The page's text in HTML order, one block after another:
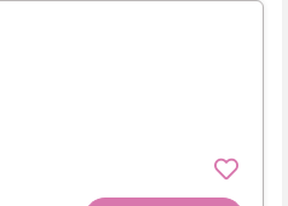
Se connecter avec LinkedIn